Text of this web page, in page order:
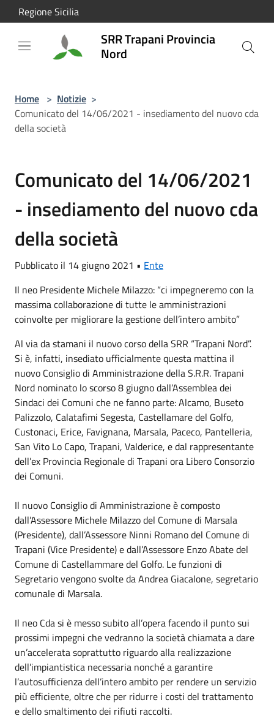
Salta al contenuto principale
Regione Sicilia
SRR Trapani Provincia
Nord
Home > Notizie >
Comunicato del 14/06/2021 - insediamento del nuovo cda
della società
Comunicato del 14/06/2021
- insediamento del nuovo cda
della società
Pubblicato il 14 giugno 2021 • Ente
Il neo Presidente Michele Milazzo: “ci impegneremo con la
massima collaborazione di tutte le amministrazioni
coinvolte per migliorare la gestione dell’intero ambito”
Al via da stamani il nuovo corso della SRR “Trapani Nord”.
Si è, infatti, insediato ufficialmente questa mattina il
nuovo Consiglio di Amministrazione della S.R.R. Trapani
Nord nominato lo scorso 8 giugno dall’Assemblea dei
Sindaci dei Comuni che ne fanno parte: Alcamo, Buseto
Palizzolo, Calatafimi Segesta, Castellamare del Golfo,
Custonaci, Erice, Favignana, Marsala, Paceco, Pantelleria,
San Vito Lo Capo, Trapani, Valderice, e dal rappresentante
dell’ex Provincia Regionale di Trapani ora Libero Consorzio
dei Comuni.
Il nuovo Consiglio di Amministrazione è composto
dall’Assessore Michele Milazzo del Comune di Marsala
(Presidente), dall’Assessore Ninni Romano del Comune di
Trapani (Vice Presidente) e dall’Assessore Enzo Abate del
Comune di Castellammare del Golfo. Le funzioni di
Segretario vengono svolte da Andrea Giacalone, segretario
comunale di Marsala.
Il neo Cda si è messo subito all’opera facendo il punto sui
prossimi impegni che vedranno la società chiamata a dare
un’accelerata soprattutto riguardo alla realizzazione
dell’impiantistica necessaria nonché a garantire
l’autosufficienza dell’intero ambito per rendere un servizio
più efficiente, oltre che per ridurre i costi del trattamento
e dello smaltimento dei rifiuti raccolti.